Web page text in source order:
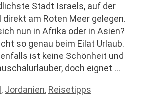
Stadt Israels, auf der
direkt am Roten Meer gelegen.
nun in Afrika oder in Asien?
so genau beim Eilat Urlaub.
ist keine Schönheit und
doch eignet …
, Jordanien, Reisetipps